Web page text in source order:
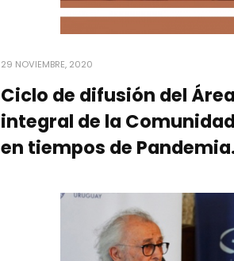
29 NOVIEMBRE, 2020
Ciclo de difusión del
integral de la
en tiempos de